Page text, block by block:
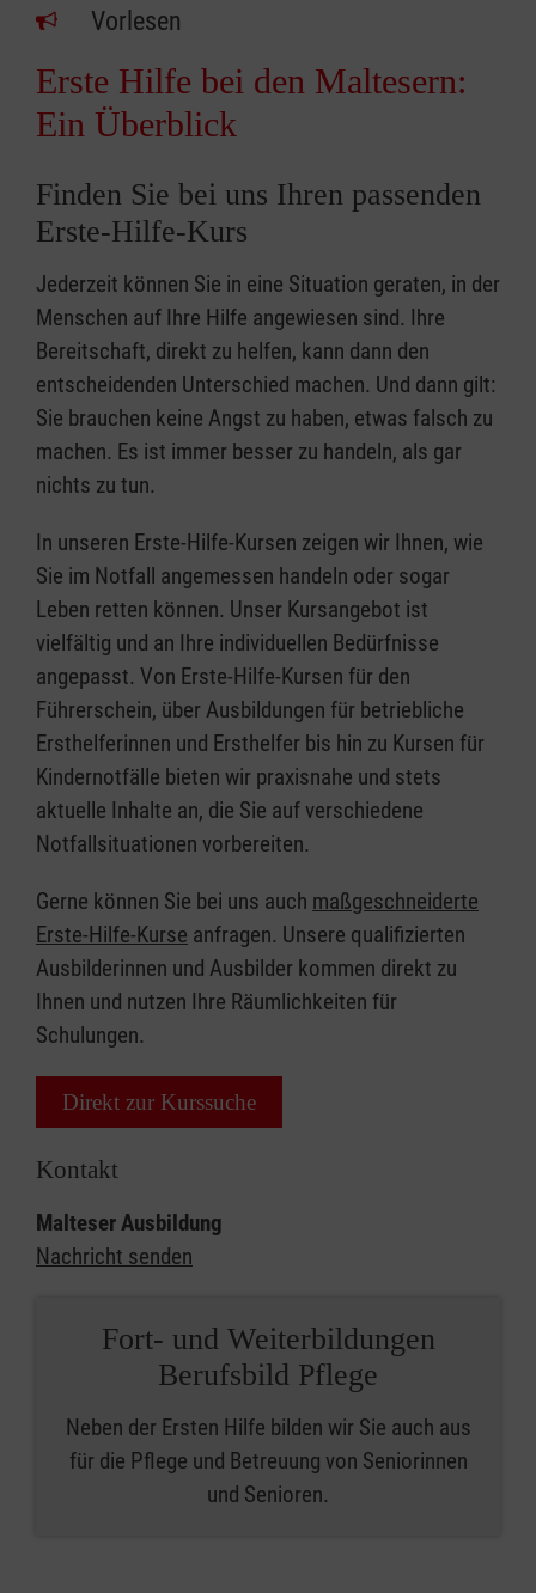
Vorlesen
Erste Hilfe bei den Maltesern:
Ein Überblick
Finden Sie bei uns Ihren passenden
Erste-Hilfe-Kurs
Jederzeit können Sie in eine Situation geraten, in der
Menschen auf Ihre Hilfe angewiesen sind. Ihre
Bereitschaft, direkt zu helfen, kann dann den
entscheidenden Unterschied machen. Und dann gilt:
Sie brauchen keine Angst zu haben, etwas falsch zu
machen. Es ist immer besser zu handeln, als gar
nichts zu tun.
In unseren Erste-Hilfe-Kursen zeigen wir Ihnen, wie
Sie im Notfall angemessen handeln oder sogar
Leben retten können. Unser Kursangebot ist
vielfältig und an Ihre individuellen Bedürfnisse
angepasst. Von Erste-Hilfe-Kursen für den
Führerschein, über Ausbildungen für betriebliche
Ersthelferinnen und Ersthelfer bis hin zu Kursen für
Kindernotfälle bieten wir praxisnahe und stets
aktuelle Inhalte an, die Sie auf verschiedene
Notfallsituationen vorbereiten.
Gerne können Sie bei uns auch maßgeschneiderte
Erste-Hilfe-Kurse anfragen. Unsere qualifizierten
Ausbilderinnen und Ausbilder kommen direkt zu
Ihnen und nutzen Ihre Räumlichkeiten für
Schulungen.
Direkt zur Kurssuche
Kontakt
Malteser Ausbildung
Nachricht senden
Fort- und Weiterbildungen
Berufsbild Pflege
Neben der Ersten Hilfe bilden wir Sie auch aus
für die Pflege und Betreuung von Seniorinnen
und Senioren.